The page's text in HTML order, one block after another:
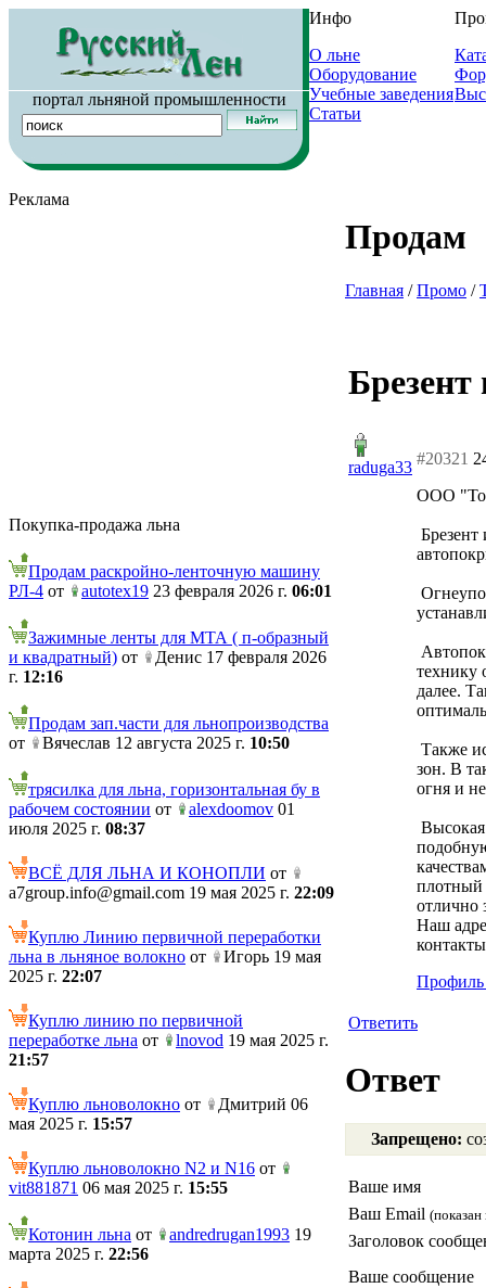
портал льняной промышленности
Инфо
О льне
Оборудование
Учебные заведения
Статьи
Реклама
Покупка-продажа льна
Продам раскройно-ленточную машину
РЛ-4 от autotex19 23 февраля 2026 г. 06:01
Зажимные ленты для МТА ( п-образный
и квадратный) от
Денис 17 февраля 2026
г. 12:16
Продам зап.части для льнопроизводства
от
Вячеслав 12 августа 2025 г. 10:50
трясилка для льна, горизонтальная бу в
рабочем состоянии от alexdoomov 01
июля 2025 г. 08:37
ВСЁ ДЛЯ ЛЬНА И КОНОПЛИ от
a7group.info@gmail.com 19 мая 2025 г. 22:09
Куплю Линию первичной переработки
льна в льняное волокно от
Игорь 19 мая
2025 г. 22:07
Куплю линию по первичной
переработке льна от lnovod 19 мая 2025 г.
21:57
Куплю льноволокно от
Дмитрий 06
мая 2025 г. 15:57
Куплю льноволокно N2 и N16 от
vit881871 06 мая 2025 г. 15:55
Котонин льна от andredrugan1993 19
марта 2025 г. 22:56
Продам
Главная /Промо /
Брезент
raduga33 #20321
ООО
Брезент
технику
далее.
Также
зон. В
огня и
Высокая
плотный
отлично
Наш
Профиль
Ответить
Ответ
Запрещено:
Ваше имя
Ваш Email (показан
Заголовок
Ваше сообщение